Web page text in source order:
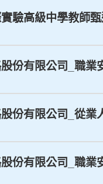
驗高級中學教師
份有限公司_職
份有限公司_從
份有限公司_職